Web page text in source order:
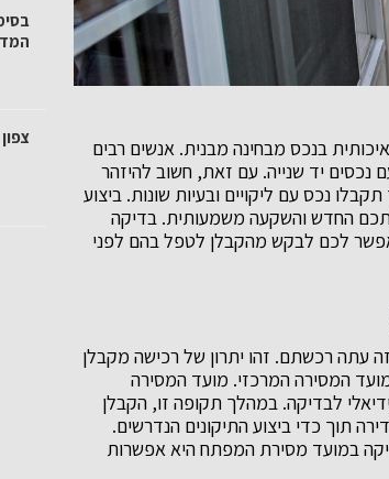
בנכס מבחינה מבנית. אנשים רבים
נכסים יד שנייה. עם זאת, חשוב להיזהר
נכס עם ליקויים ובעיות שונות. ביצוע
החדש והשקעה משמעותית. בדיקה
לכם לבקש מהקבלן לטפל בהם לפני
עתה רכשתם. זהו יתרון של רכישה מקבלן
המסירה המרכזי. מועד המסירה
לבדיקה. במהלך תקופה זו, הקבלן
תוך כדי ביצוע התיקונים הנדרשים.
במועד מסירת המפתח היא אפשרות